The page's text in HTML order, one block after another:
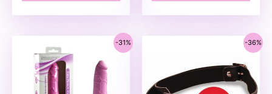
-31% -36%